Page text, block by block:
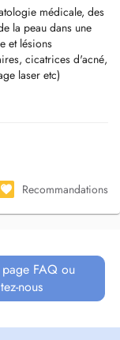
médicale, des
la peau dans une
et lésions
cicatrices d'acné,
laser etc)
vous, merci de
Tout rendez-vous
facturé ("RV non
Recommandations
FAQ ou
nous